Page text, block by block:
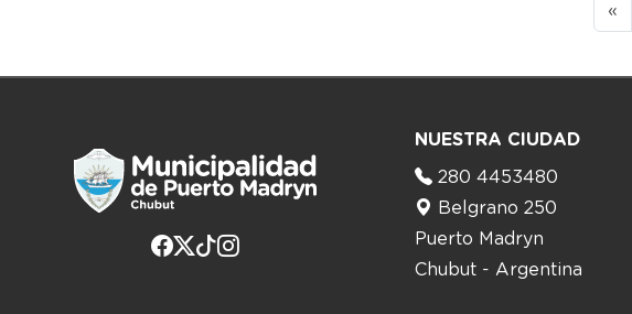
«
NUESTRA CIUDAD
280 4453480
Belgrano 250
Puerto Madryn
Chubut - Argentina